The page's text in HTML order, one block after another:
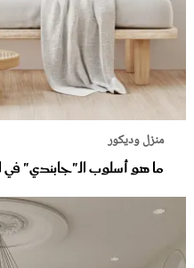
منزل وديكور
ما هو أسلوب الـ"جابندي" في